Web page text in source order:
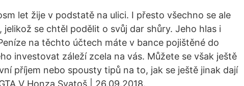
let žije v podstatě na ulici. I přesto všechno se ale
se chtěl podělit o svůj dar shůry. Jeho hlas i
na těchto účtech máte v bance pojištěné do
investovat záleží zcela na vás. Můžete se však ještě
příjem nebo spousty tipů na to, jak se ještě jinak dají
V Honza Svatoš | 26.09.2018.